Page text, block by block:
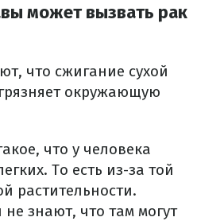
может вызвать рак
что сжигание сухой
окружающую
что у человека
То есть из-за той
растительности.
знают, что там могут